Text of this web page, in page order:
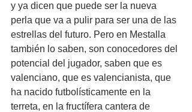
y ya dicen que puede ser la nueva
perla que va a pulir para ser una de las
estrellas del futuro. Pero en Mestalla
también lo saben, son conocedores del
potencial del jugador, saben que es
valenciano, que es valencianista, que
ha nacido futbolísticamente en la
terreta, en la fructífera cantera de